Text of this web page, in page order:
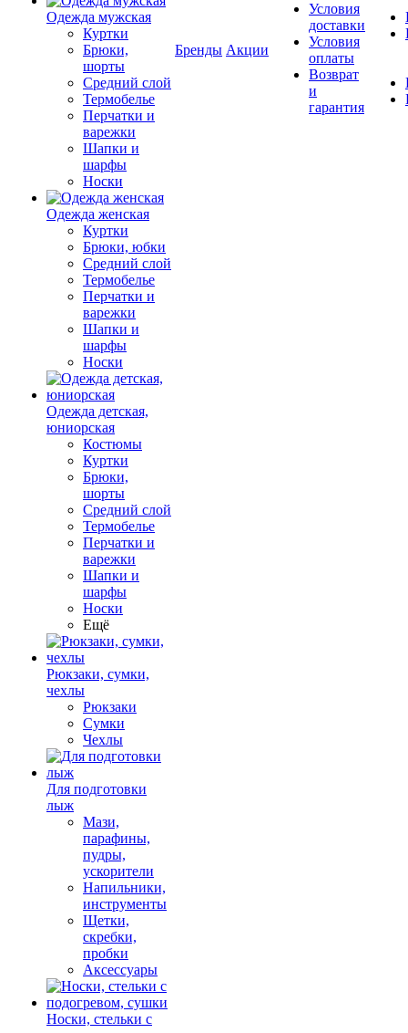
Одежда мужская
Куртки
Брюки,
шорты
Средний слой
Термобелье
Перчатки и
варежки
Шапки и
шарфы
Носки
Одежда женская
Куртки
Брюки, юбки
Средний слой
Термобелье
Перчатки и
варежки
Шапки и
шарфы
Носки
Одежда детская,
юниорская
Костюмы
Куртки
Брюки,
шорты
Средний слой
Термобелье
Перчатки и
варежки
Шапки и
шарфы
Носки
Ещё
Рюкзаки, сумки,
чехлы
Рюкзаки
Сумки
Чехлы
Для подготовки
лыж
Мази,
парафины,
пудры,
ускорители
Напильники,
инструменты
Щетки,
скребки,
пробки
Аксессуары
Носки, стельки с
Бренды Акции
Условия
доставки
Условия
оплаты
Возврат
и
гарантия